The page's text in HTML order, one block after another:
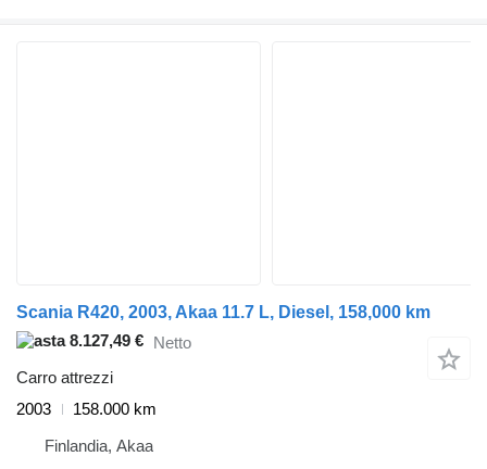
Scania R420, 2003, Akaa 11.7 L, Diesel, 158,000 km
8.127,49 € Netto
Carro attrezzi
2003
158.000 km
Finlandia, Akaa